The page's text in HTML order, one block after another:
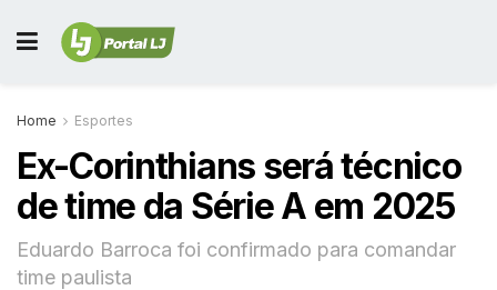
Home Esportes
Ex-Corinthians será técnico
de time da Série A em 2025
Eduardo Barroca foi confirmado para comandar
time paulista